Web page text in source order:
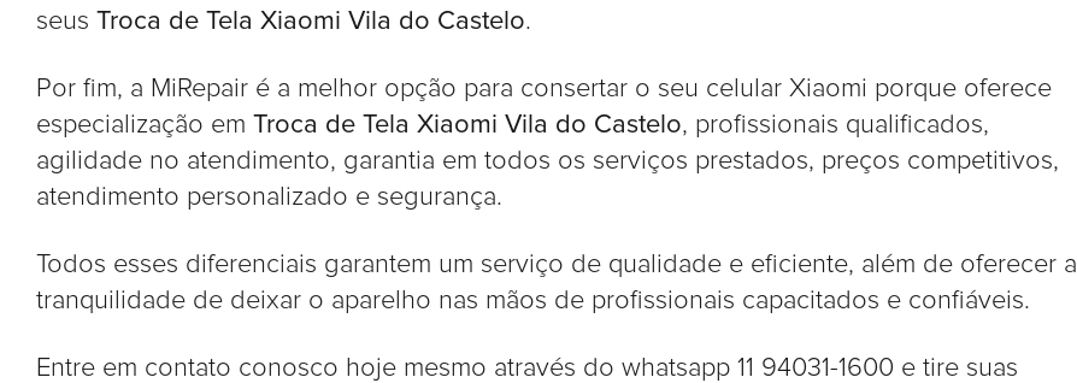
seus Troca de Tela Xiaomi Vila do Castelo.
Por fim, a MiRepair é a melhor opção para consertar o seu celular Xiaomi porque oferece
especialização em Troca de Tela Xiaomi Vila do Castelo, profissionais qualificados,
agilidade no atendimento, garantia em todos os serviços prestados, preços competitivos,
atendimento personalizado e segurança.
Todos esses diferenciais garantem um serviço de qualidade e eficiente, além de oferecer a
tranquilidade de deixar o aparelho nas mãos de profissionais capacitados e confiáveis.
Entre em contato conosco hoje mesmo através do whatsapp 11 94031-1600 e tire suas